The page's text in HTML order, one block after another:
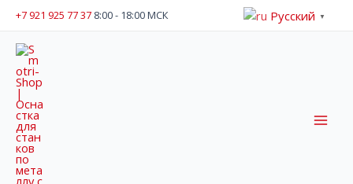
Перейти
содержимому
+7 921 925 77 37 8:00 - 18:00 МСК Русский ▼